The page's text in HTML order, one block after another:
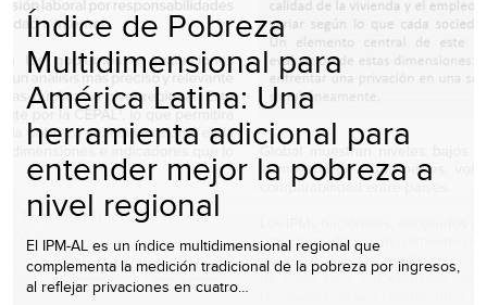
Índice de Pobreza
Multidimensional para
América Latina: Una
herramienta adicional para
entender mejor la pobreza a
nivel regional
El IPM-AL es un índice multidimensional regional que
complementa la medición tradicional de la pobreza por ingresos,
al reflejar privaciones en cuatro…